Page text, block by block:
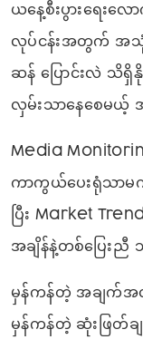
ယနေ့စီးပွားရေး
လုပ်ငန်းအတွက် အသုံး
ဆန် ပြောင်းလဲ သိ
လှမ်းသာနေစေမယ့်
Media
ကာကွယ်ပေးရုံသာမ
ပြီး Market
အချိန်နဲ့တစ်ပြေးညီ
မှန်ကန်တဲ့ အချက်အ
မှန်ကန်တဲ့ ဆုံးဖြတ်ခ